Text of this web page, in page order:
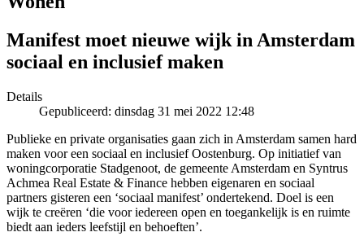
Manifest moet nieuwe wijk in Amsterdam
sociaal en inclusief maken
Details
Gepubliceerd: dinsdag 31 mei 2022 12:48
Publieke en private organisaties gaan zich in Amsterdam samen hard
maken voor een sociaal en inclusief Oostenburg. Op initiatief van
woningcorporatie Stadgenoot, de gemeente Amsterdam en Syntrus
Achmea Real Estate & Finance hebben eigenaren en sociaal
partners gisteren een ‘sociaal manifest’ ondertekend. Doel is een
wijk te creëren ‘die voor iedereen open en toegankelijk is en ruimte
biedt aan ieders leefstijl en behoeften’.